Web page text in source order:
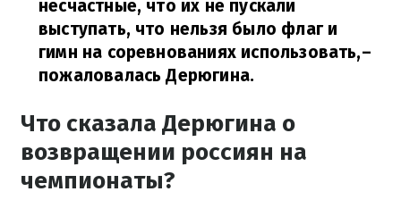
несчастные, что их не пускали
выступать, что нельзя было флаг и
гимн на соревнованиях использовать,–
пожаловалась Дерюгина.
Что сказала Дерюгина о
возвращении россиян на
чемпионаты?